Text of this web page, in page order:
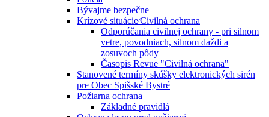
Bývajme bezpečne
Krízové situácie⁄Civilná ochrana
Odporúčania civilnej ochrany - pri silnom
vetre, povodniach, silnom daždi a
zosuvoch pôdy
Časopis Revue "Civilná ochrana"
Stanovené termíny skúšky elektronických sirén
pre Obec Spišské Bystré
Požiarna ochrana
Základné pravidlá